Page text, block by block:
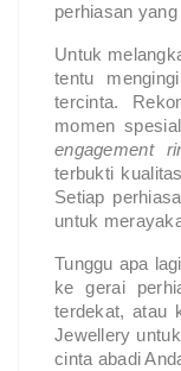
perhiasan
Untuk
tentu
tercinta.
momen
engagement
terbukti
Setiap
untuk
Tunggu apa
ke gerai
terdekat, atau
Jewellery
cinta abadi